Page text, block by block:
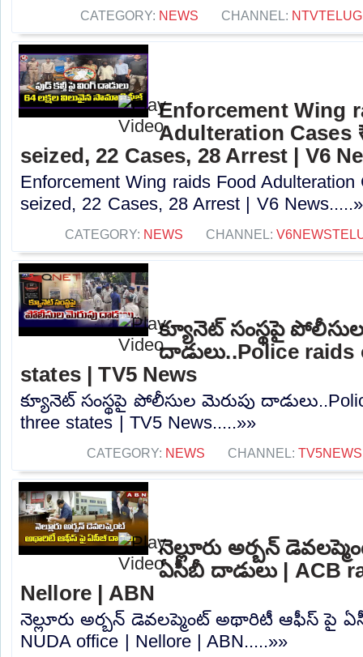
CATEGORY: NEWS CHANNEL:
Enforcement Wing
Adulteration Cases
seized, 22 Cases, 28 Arrest | V6
Enforcement Wing raids Food
seized, 22 Cases, 28 Arrest | V6
CATEGORY: NEWS CHANNEL:
క్యూనెట్ సంస్థపై
దాడులు..Police raids
states | TV5 News
క్యూనెట్ సంస్థపై పోలీసుల మెరుపు
three states | TV5 News.....»»
CATEGORY: NEWS CHANNEL: TV5NEWS
నెల్లూరు అర్బన్
ఏసీబీ దాడులు | ACB
Nellore | ABN
నెల్లూరు అర్బన్ డెవలప్మెంట్ అథారిటీ ఆఫీస్ పై
NUDA office | Nellore | ABN.....»»